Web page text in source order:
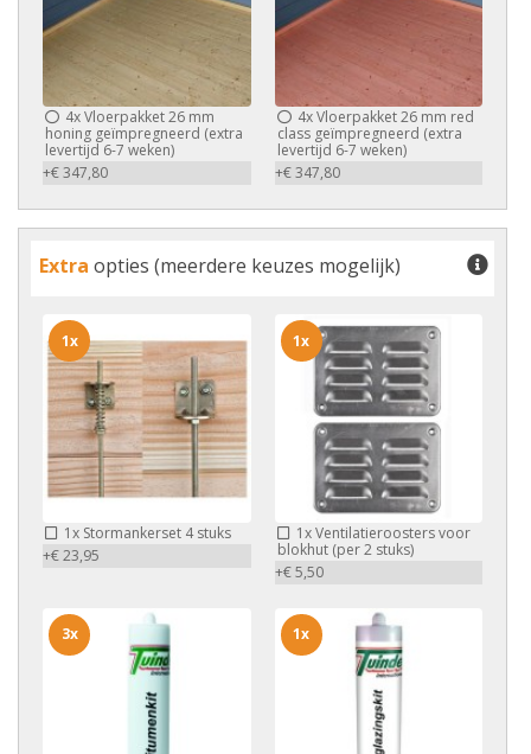
4xVloerpakket 26 mm
honing geïmpregneerd (extra
levertijd 6-7 weken)
+€ 347,80
4xVloerpakket 26 mm red
class geïmpregneerd (extra
levertijd 6-7 weken)
+€ 347,80
Extra opties (meerdere keuzes mogelijk)
1x Stormankerset 4 stuks
+€ 23,95
1x
1xVentilatieroosters voor
blokhut (per 2 stuks)
+€ 5,50
1x
3x 1x